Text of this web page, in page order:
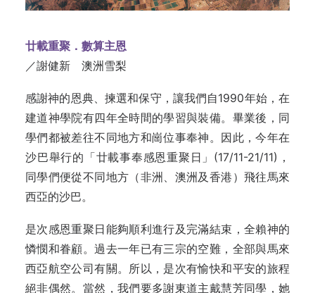
廿載重聚．數算主恩
／謝健新 澳洲雪梨
感謝神的恩典、揀選和保守，讓我們自1990年始，在
建道神學院有四年全時間的學習與裝備。畢業後，同
學們都被差往不同地方和崗位事奉神。因此，今年在
沙巴舉行的「廿載事奉感恩重聚日」(17/11-21/11)，
同學們便從不同地方（非洲、澳洲及香港）飛往馬來
西亞的沙巴。
是次感恩重聚日能夠順利進行及完滿結束，全賴神的
憐憫和眷顧。過去一年已有三宗的空難，全部與馬來
西亞航空公司有關。所以，是次有愉快和平安的旅程
絕非偶然。當然，我們要多謝東道主戴慧芳同學，她